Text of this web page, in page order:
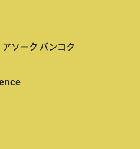
ソーク バンコク